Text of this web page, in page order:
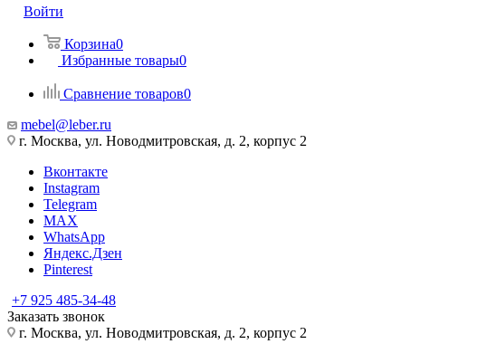
Войти
Корзина0
Избранные товары0
Сравнение товаров0
mebel@leber.ru
г. Москва, ул. Новодмитровская, д. 2, корпус 2
Вконтакте
Instagram
Telegram
MAX
WhatsApp
Яндекс.Дзен
Pinterest
+7 925 485-34-48
Заказать звонок
г. Москва, ул. Новодмитровская, д. 2, корпус 2